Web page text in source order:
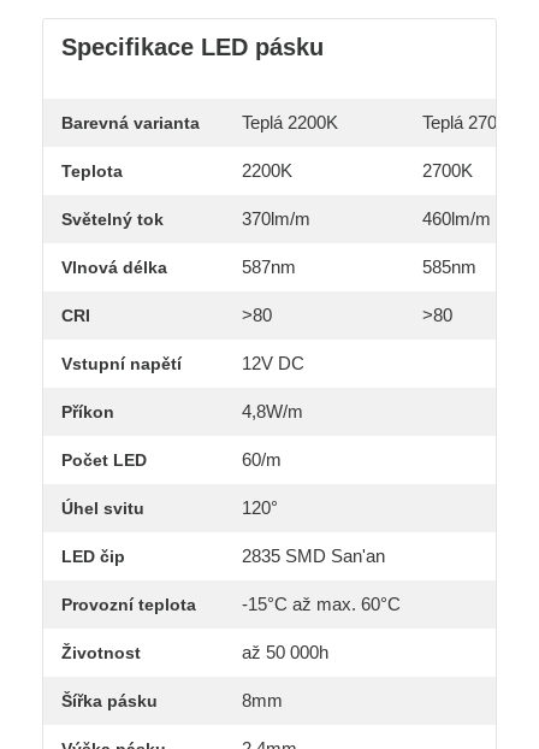
Specifikace LED pásku
Barevná varianta Teplá 2200K Teplá 2700K
Teplota 2200K 2700K
Světelný tok 370lm/m 460lm/m
Vlnová délka 587nm 585nm
CRI >80 >80
Vstupní napětí 12V DC
Příkon 4,8W/m
Počet LED 60/m
Úhel svitu 120°
LED čip 2835 SMD San'an
Provozní teplota -15°C až max. 60°C
Životnost až 50 000h
Šířka pásku 8mm